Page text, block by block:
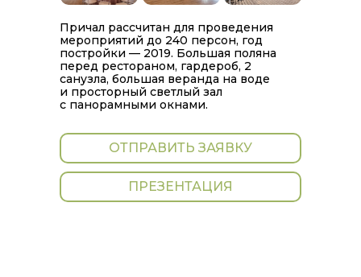
Причал рассчитан для проведения
мероприятий до 240 персон, год
постройки — 2019. Большая поляна
перед рестораном, гардероб, 2
санузла, большая веранда на воде
и просторный светлый зал
с панорамными окнами.
ОТПРАВИТЬ ЗАЯВКУ
ПРЕЗЕНТАЦИЯ